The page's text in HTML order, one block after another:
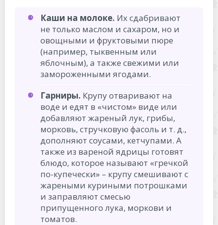
Каши на молоке. Их сдабривают
не только маслом и сахаром, но и
овощными и фруктовыми пюре
(например, тыквенным или
яблочным), а также свежими или
замороженными ягодами.
Гарниры. Крупу отваривают на
воде и едят в «чистом» виде или
добавляют жареный лук, грибы,
морковь, стручковую фасоль и т. д.,
дополняют соусами, кетчупами. А
также из вареной ядрицы готовят
блюдо, которое называют «гречкой
по-купечески» – крупу смешивают с
жареными куриными потрошками
и заправляют смесью
припущенного лука, моркови и
томатов.